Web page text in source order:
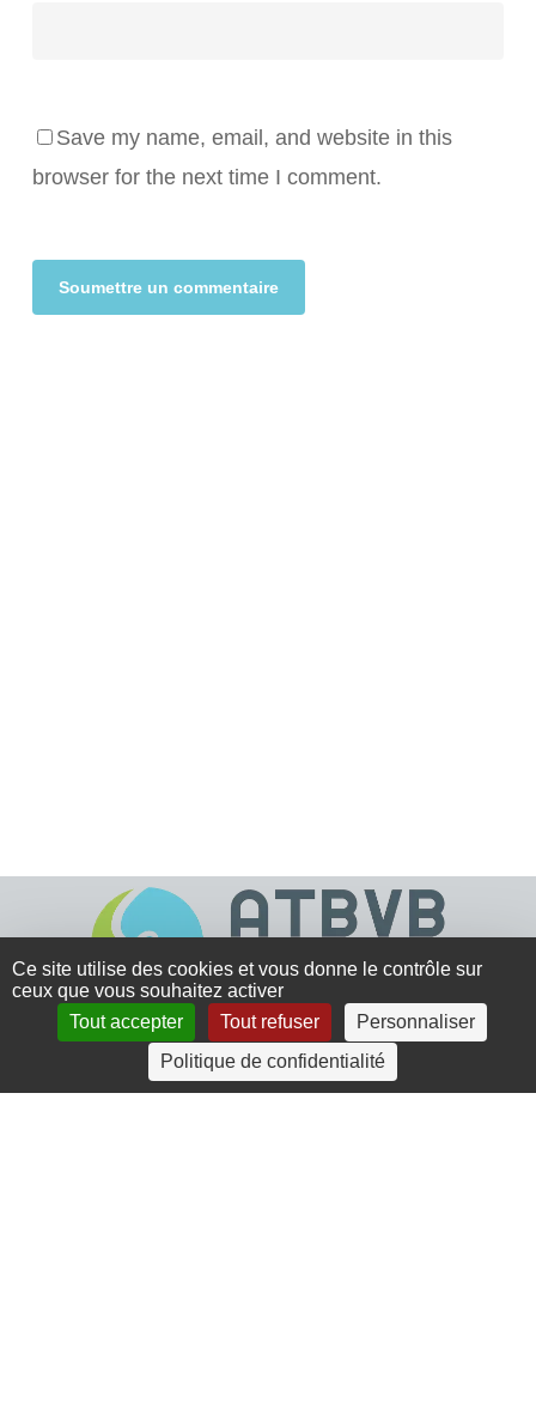
Save my name, email, and website in this
browser for the next time I comment.
4 rue Crec’h-Ugen
22810 Belle Isle en Terre
Ce site utilise des cookies et vous donne le contrôle sur
ceux que vous souhaitez activer
Tout accepter
Tout refuser
Personnaliser
Politique de confidentialité